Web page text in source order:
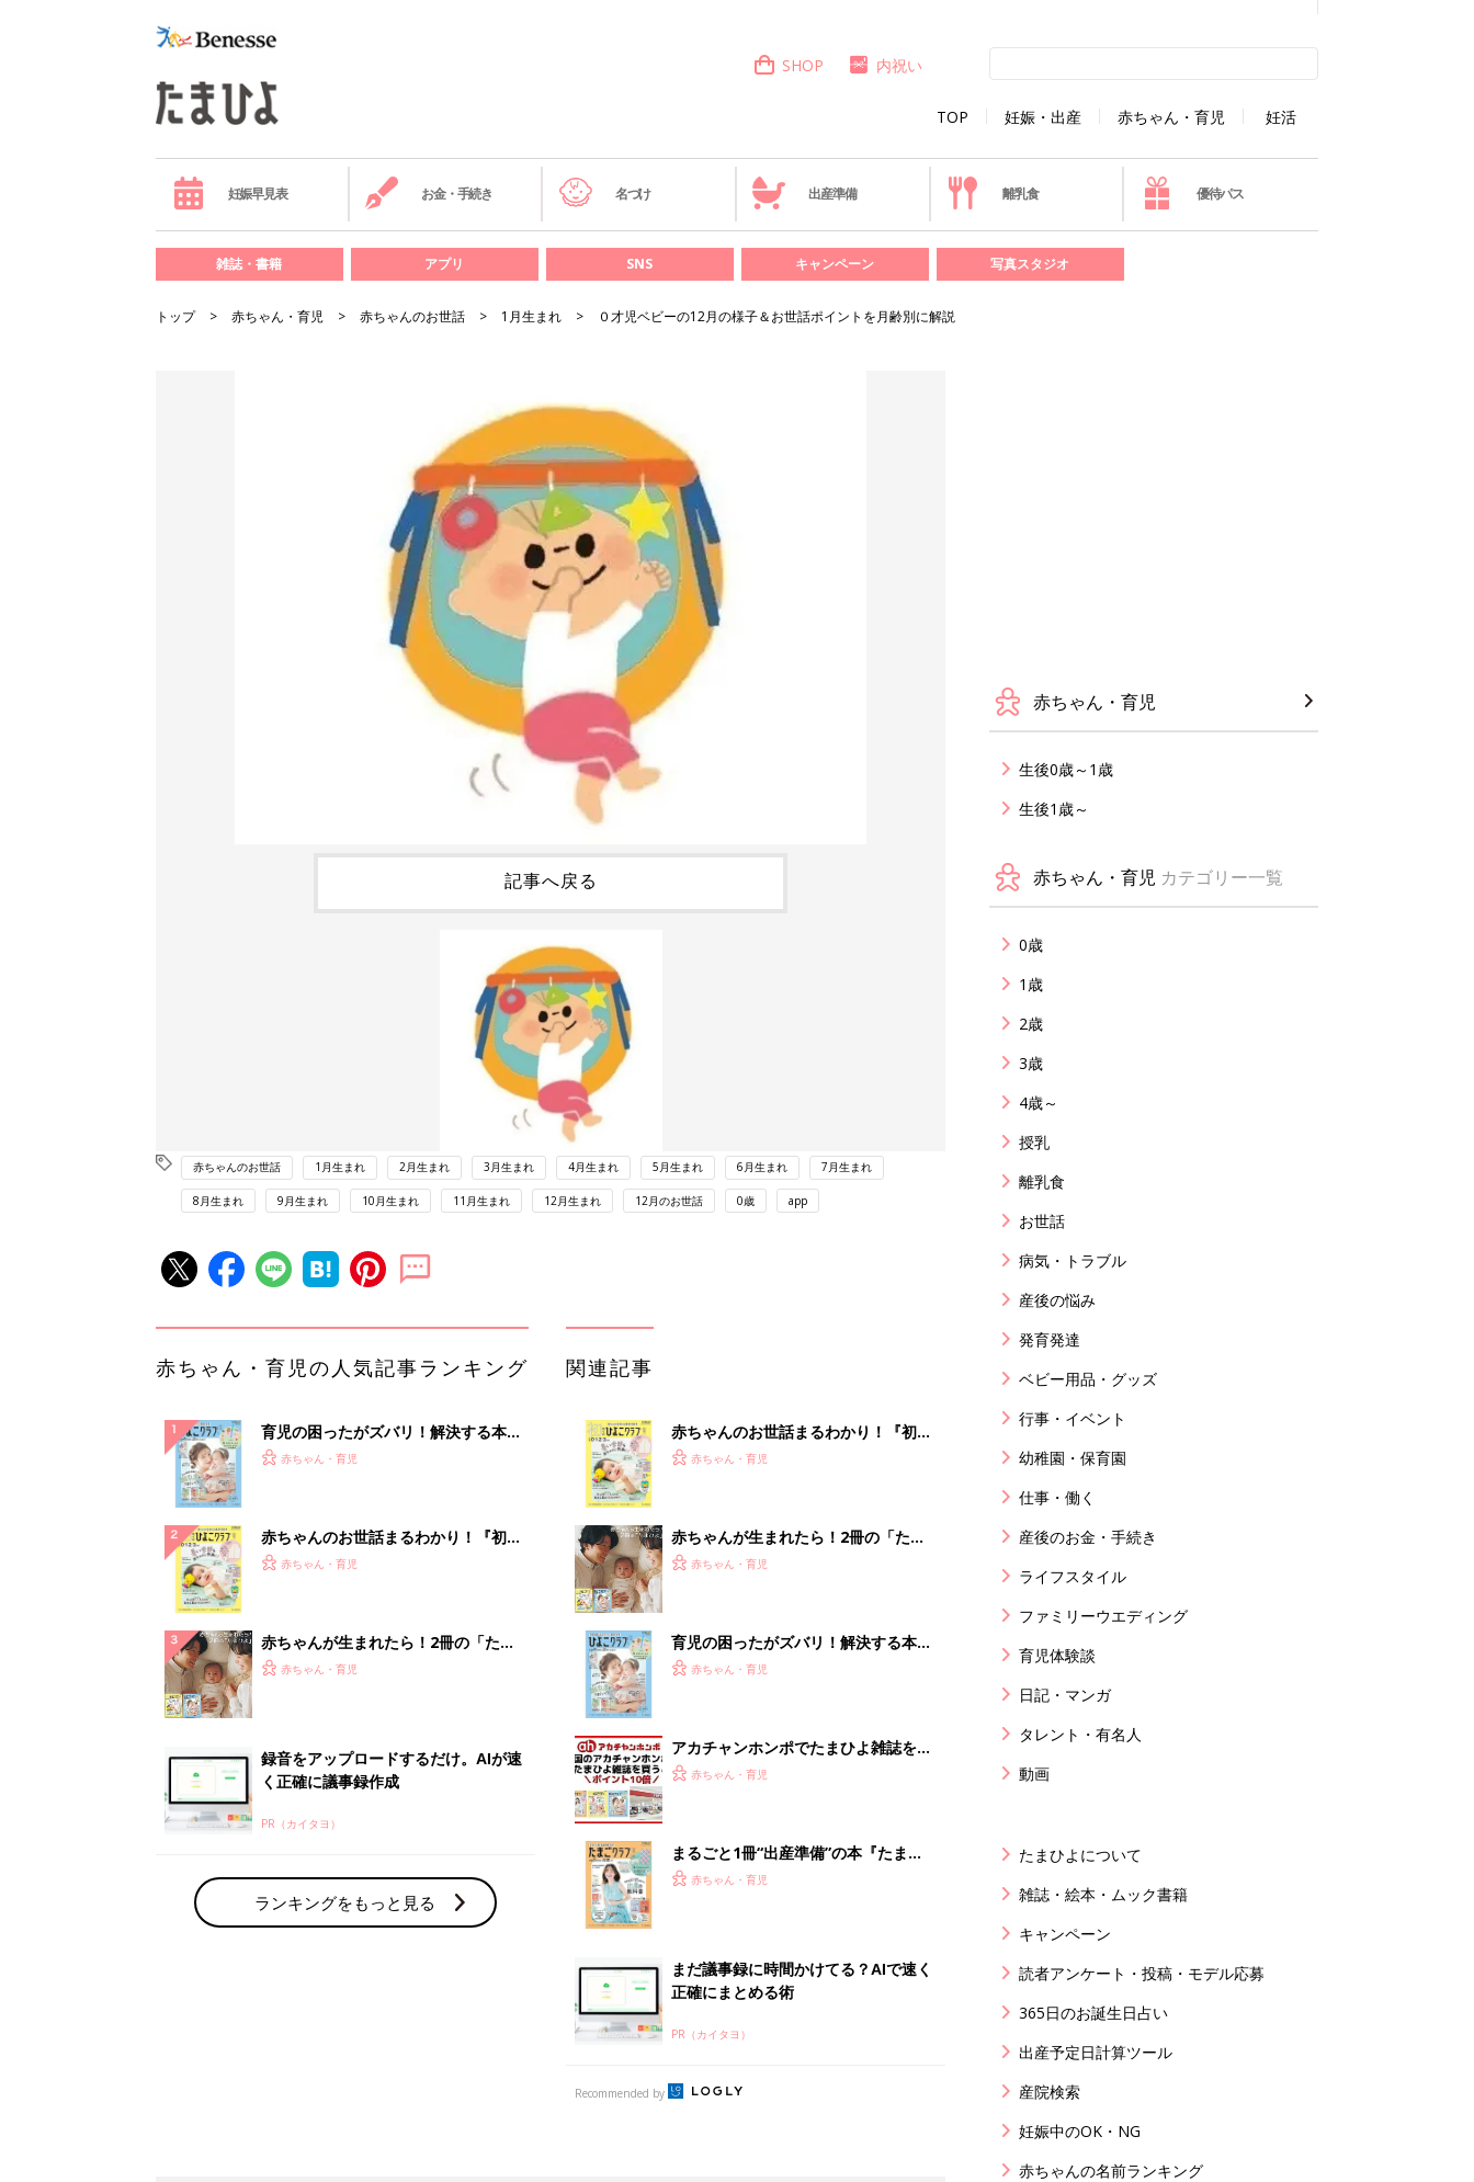
TOP 妊娠・出産 赤ちゃん・育児 妊活
SHOP 内祝い
妊娠早見表 お金・手続き 名づけ 出産準備 離乳食 優待パス
雑誌・書籍 アプリ SNS キャンペーン 写真スタジオ
トップ 赤ちゃん・育児 赤ちゃんのお世話 1月生まれ ０才児ベビーの12月の様子＆お世話ポイントを月齢別に解説
記事へ戻る
赤ちゃんのお世話 1月生まれ 2月生まれ 3月生まれ 4月生まれ 5月生まれ 6月生まれ 7月生まれ
8月生まれ 9月生まれ 10月生まれ 11月生まれ 12月生まれ 12月のお世話 0歳 app
赤ちゃん・育児の人気記事ランキング
育児の困ったがズバリ！解決する本
『ひよこクラブ 夏号』 4カ月～2才
赤ちゃん・育児
赤ちゃんのお世話まるわかり！『初め
てのひよこクラブ 夏号』〈巻頭大特
解決テク
赤ちゃん・育児
赤ちゃんが生まれたら！2冊の「たま
ひよ」
赤ちゃん・育児
録音をアップロードするだけ。AIが速
く正確に議事録作成
PR（カイタヨ）
ランキングをもっと見る
関連記事
赤ちゃんのお世話まるわかり！『初め
てのひよこクラブ 夏号』〈巻頭大特
解決テク
赤ちゃん・育児
赤ちゃんが生まれたら！2冊の「たま
ひよ」
赤ちゃん・育児
育児の困ったがズバリ！解決する本
『ひよこクラブ 夏号』 4カ月～2才
赤ちゃん・育児
アカチャンホンポでたまひよ雑誌を買
うとポイント10倍【期間限定】
赤ちゃん・育児
まるごと1冊“出産準備”の本『たまご
クラブ 夏号』〈スペシャル大特集〉
赤ちゃん・育児
まだ議事録に時間かけてる？AIで速く
正確にまとめる術
PR（カイタヨ）
Recommended by
赤ちゃん・育児
生後0歳～1歳
生後1歳～
赤ちゃん・育児 カテゴリー一覧
0歳
1歳
2歳
3歳
4歳～
授乳
離乳食
お世話
病気・トラブル
産後の悩み
発育発達
ベビー用品・グッズ
行事・イベント
幼稚園・保育園
仕事・働く
産後のお金・手続き
ライフスタイル
ファミリーウエディング
育児体験談
日記・マンガ
タレント・有名人
動画
たまひよについて
雑誌・絵本・ムック書籍
キャンペーン
読者アンケート・投稿・モデル応募
365日のお誕生日占い
出産予定日計算ツール
産院検索
妊娠中のOK・NG
赤ちゃんの名前ランキング